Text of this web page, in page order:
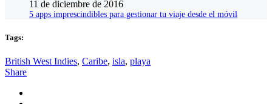
11 de diciembre de 2016
5 apps imprescindibles para gestionar tu viaje desde el móvil
Tags:
British West Indies, Caribe, isla, playa
Share